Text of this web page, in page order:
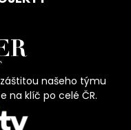
našeho týmu
na klíč po celé ČR.